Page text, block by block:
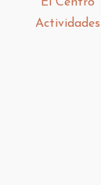
El Centro
Actividades